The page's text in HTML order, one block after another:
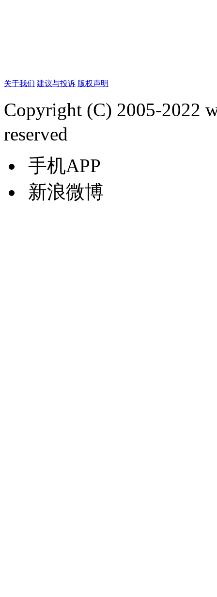
关于我们 建议与投诉 版权声明
Copyright (C) 2005-2022
reserved
手机APP
新浪微博